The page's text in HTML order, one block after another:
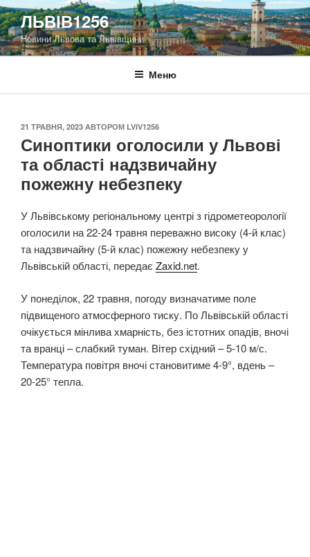
Перейти
до
вмісту
ЛЬВІВ1256
Новини Львова та Львівщини
Меню
ОПУБЛІКОВАНО
21 ТРАВНЯ, 2023 АВТОРОМ LVIV1256
Синоптики оголосили у Львові
та області надзвичайну
пожежну небезпеку
У Львівському регіональному центрі з гідрометеорології
оголосили на 22-24 травня переважно високу (4-й клас)
та надзвичайну (5-й клас) пожежну небезпеку у
Львівській області, передає Zaxid.net.
У понеділок, 22 травня, погоду визначатиме поле
підвищеного атмосферного тиску. По Львівській області
очікується мінлива хмарність, без істотних опадів, вночі
та вранці – слабкий туман. Вітер східний – 5-10 м/с.
Температура повітря вночі становитиме 4-9°, вдень –
20-25° тепла.